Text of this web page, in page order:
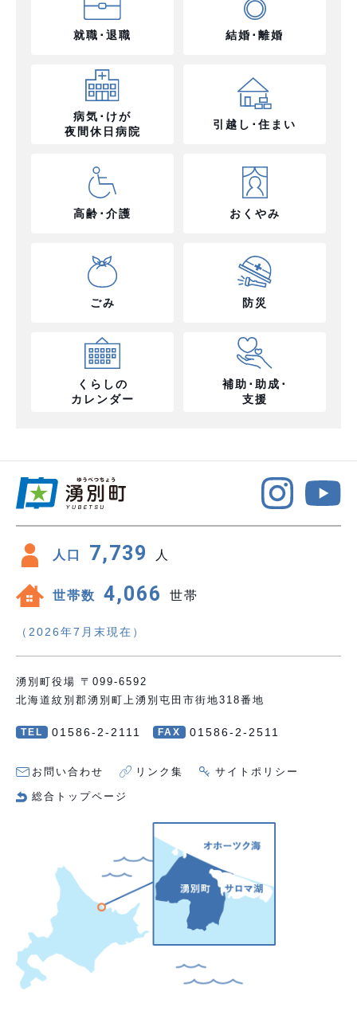
就職･退職 結婚･離婚
病気･けが
夜間休日病院
引越し･住まい
高齢･介護 おくやみ
ごみ 防災
くらしの
カレンダー
補助･助成･
支援
人口 7,739 人
世帯数 4,066 世帯
（2026年7月末現在）
湧別町役場 〒099-6592
北海道紋別郡湧別町上湧別屯田市街地318番地
TEL 01586-2-2111 FAX 01586-2-2511
お問い合わせ リンク集 サイトポリシー
総合トップページ